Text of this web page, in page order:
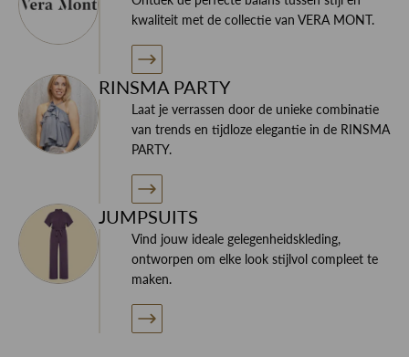
kwaliteit met de collectie van VERA MONT.
RINSMA PARTY
Laat je verrassen door de unieke combinatie
van trends en tijdloze elegantie in de RINSMA
PARTY.
JUMPSUITS
Vind jouw ideale gelegenheidskleding,
ontworpen om elke look stijlvol compleet te
maken.